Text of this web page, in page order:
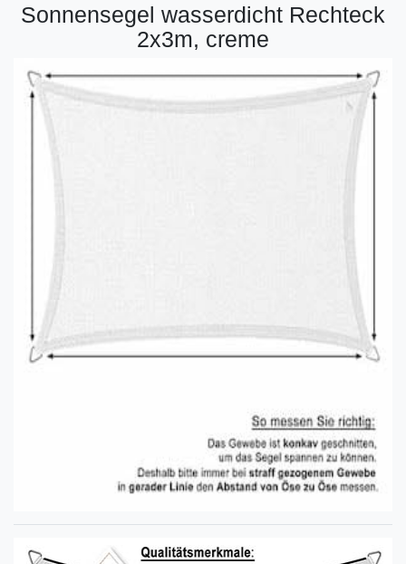
Sonnensegel wasserdicht Rechteck
2x3m, creme